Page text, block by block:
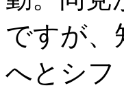
ですが、
へとシフ